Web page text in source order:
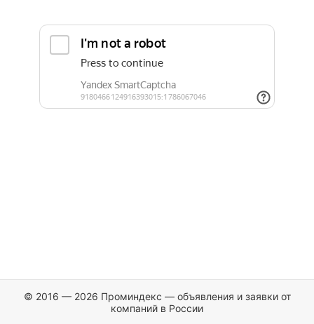
© 2016 — 2026 Проминдекс — объявления и заявки от
компаний в России